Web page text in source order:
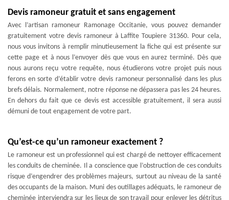
Devis ramoneur gratuit et sans engagement
Avec l’artisan ramoneur Ramonage Occitanie, vous pouvez demander
gratuitement votre devis ramoneur à Laffite Toupiere 31360. Pour cela,
nous vous invitons à remplir minutieusement la fiche qui est présente sur
cette page et à nous l’envoyer dès que vous en aurez terminé. Dès que
nous aurons reçu votre requête, nous étudierons votre projet puis nous
ferons en sorte d’établir votre devis ramoneur personnalisé dans les plus
brefs délais. Normalement, notre réponse ne dépassera pas les 24 heures.
En dehors du fait que ce devis est accessible gratuitement, il sera aussi
démuni de tout engagement de votre part.
Qu’est-ce qu’un ramoneur exactement ?
Le ramoneur est un professionnel qui est chargé de nettoyer efficacement
les conduits de cheminée. Il a conscience que l’obstruction de ces conduits
risque d’engendrer des problèmes majeurs, surtout au niveau de la santé
des occupants de la maison. Muni des outillages adéquats, le ramoneur de
cheminée interviendra sur les lieux de son travail pour enlever les détritus